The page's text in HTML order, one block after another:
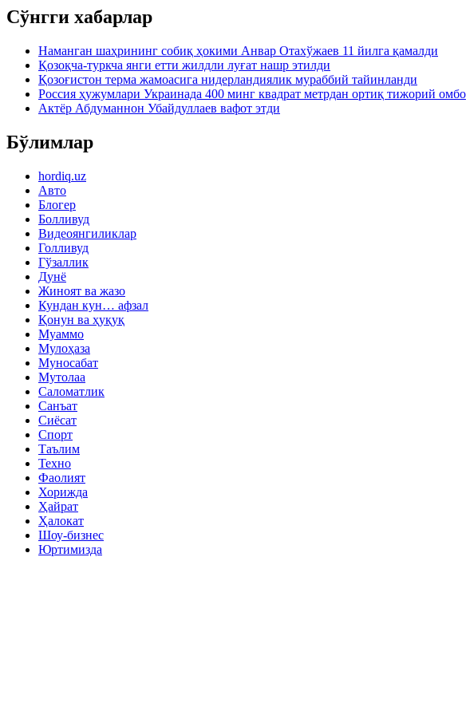
Сўнгги хабарлар
Наманган шаҳрининг собиқ ҳокими Анвар Отахўжаев 11 йилга қамалди
Қозоқча-туркча янги етти жилдли луғат нашр этилди
Қозоғистон терма жамоасига нидерландиялик мураббий тайинланди
Россия ҳужумлари Украинада 400 минг квадрат метрдан ортиқ тижорий
Актёр Абду­маннон Убайдуллаев вафот этди
Бўлимлар
hordiq.uz
Авто
Блогер
Болливуд
Видеоянгиликлар
Голливуд
Гўзаллик
Дунё
Жиноят ва жазо
Кундан кун… афзал
Қонун ва ҳуқуқ
Муаммо
Мулоҳаза
Муносабат
Мутолаа
Саломатлик
Санъат
Сиёсат
Спорт
Таълим
Техно
Фаолият
Хорижда
Ҳайрат
Ҳалокат
Шоу-бизнес
Юртимизда